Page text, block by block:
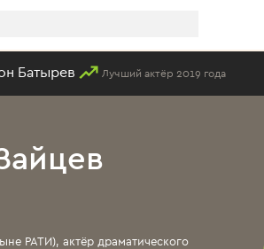
Лучший актёр 2019 года #343 Катя
РАТИ), актёр драматического